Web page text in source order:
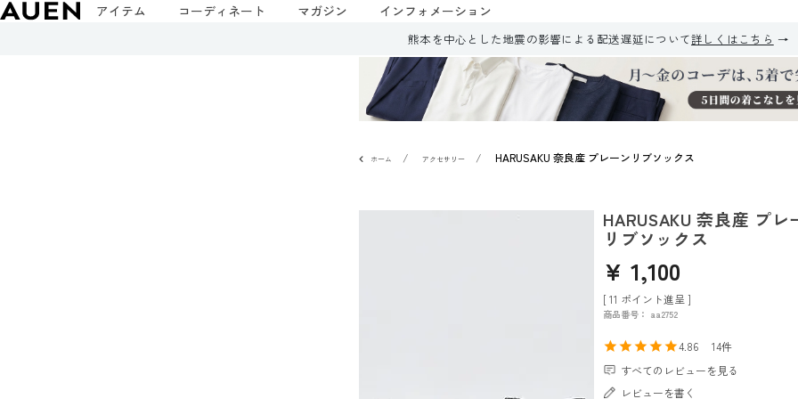
アイテム コーディネート マガジン インフォメーション
熊本を中心とした地震の影響による配送遅延について詳しくはこちら
ホーム アクセサリー HARUSAKU 奈良産 プレーンリブソックス
HARUSAKU 奈良産 プレ
リブソックス
¥ 1,100
[ 11 ポイント進呈 ]
商品番号 aa2752
4.86
14
すべてのレビューを見る
レビューを書く